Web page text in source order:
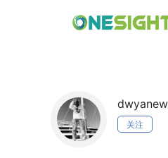
关注